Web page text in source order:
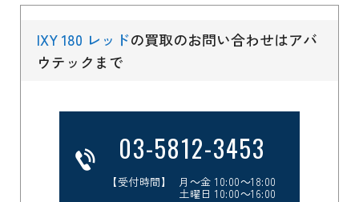
IXY 180 レッドの買取のお問い合わせはアバ
ウテックまで
03-5812-3453
【受付時間】 月～金 10:00～18:00
土曜日 10:00～16:00